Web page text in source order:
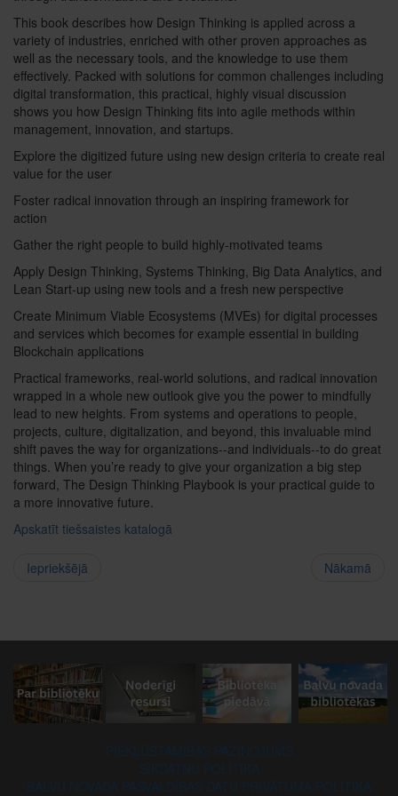
This book describes how Design Thinking is applied across a
variety of industries, enriched with other proven approaches as
well as the necessary tools, and the knowledge to use them
effectively. Packed with solutions for common challenges including
digital transformation, this practical, highly visual discussion
shows you how Design Thinking fits into agile methods within
management, innovation, and startups.
Explore the digitized future using new design criteria to create real
value for the user
Foster radical innovation through an inspiring framework for
action
Gather the right people to build highly-motivated teams
Apply Design Thinking, Systems Thinking, Big Data Analytics, and
Lean Start-up using new tools and a fresh new perspective
Create Minimum Viable Ecosystems (MVEs) for digital processes
and services which becomes for example essential in building
Blockchain applications
Practical frameworks, real-world solutions, and radical innovation
wrapped in a whole new outlook give you the power to mindfully
lead to new heights. From systems and operations to people,
projects, culture, digitalization, and beyond, this invaluable mind
shift paves the way for organizations--and individuals--to do great
things. When you’re ready to give your organization a big step
forward, The Design Thinking Playbook is your practical guide to
a more innovative future.
Apskatīt tiešsaistes katalogā
Iepriekšējā Nākamā